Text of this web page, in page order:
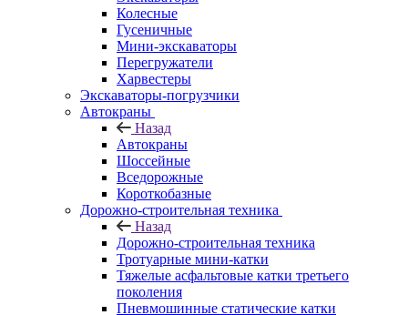
Колесные
Гусеничные
Мини-экскаваторы
Перегружатели
Харвестеры
Экскаваторы-погрузчики
Автокраны
Назад
Автокраны
Шоссейные
Вседорожные
Короткобазные
Дорожно-строительная техника
Назад
Дорожно-строительная техника
Тротуарные мини-катки
Тяжелые асфальтовые катки третьего
поколения
Пневмошинные статические катки